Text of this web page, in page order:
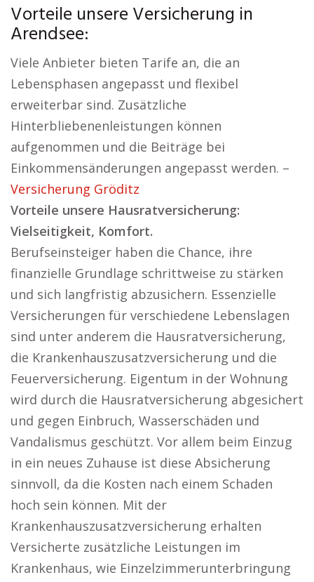
Vorteile unsere Versicherung in
Arendsee:
Viele Anbieter bieten Tarife an, die an
Lebensphasen angepasst und flexibel
erweiterbar sind. Zusätzliche
Hinterbliebenenleistungen können
aufgenommen und die Beiträge bei
Einkommensänderungen angepasst werden. –
Versicherung Gröditz
Vorteile unsere Hausratversicherung:
Vielseitigkeit, Komfort.
Berufseinsteiger haben die Chance, ihre
finanzielle Grundlage schrittweise zu stärken
und sich langfristig abzusichern. Essenzielle
Versicherungen für verschiedene Lebenslagen
sind unter anderem die Hausratversicherung,
die Krankenhauszusatzversicherung und die
Feuerversicherung. Eigentum in der Wohnung
wird durch die Hausratversicherung abgesichert
und gegen Einbruch, Wasserschäden und
Vandalismus geschützt. Vor allem beim Einzug
in ein neues Zuhause ist diese Absicherung
sinnvoll, da die Kosten nach einem Schaden
hoch sein können. Mit der
Krankenhauszusatzversicherung erhalten
Versicherte zusätzliche Leistungen im
Krankenhaus, wie Einzelzimmerunterbringung